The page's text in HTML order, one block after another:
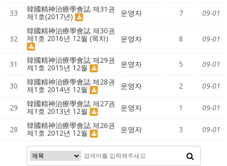
33 韓國精神治療學會誌 제31권
제1호(2017년) 운영자 7 09-01
32
韓國精神治療學會誌 제30권
제1호 2016년 12월 (목차) 운영자 8 09-01
31 韓國精神治療學會誌 제29권
제1호 2015년 12월 운영자 5 09-01
30 韓國精神治療學會誌 제28권
제1호 2014년 12월 운영자 2 09-01
29 韓國精神治療學會誌 제27권
제1호 2013년 12월 운영자 1 09-01
28 韓國精神治療學會誌 제26권
제1호 2012년 12월 운영자 3 09-01